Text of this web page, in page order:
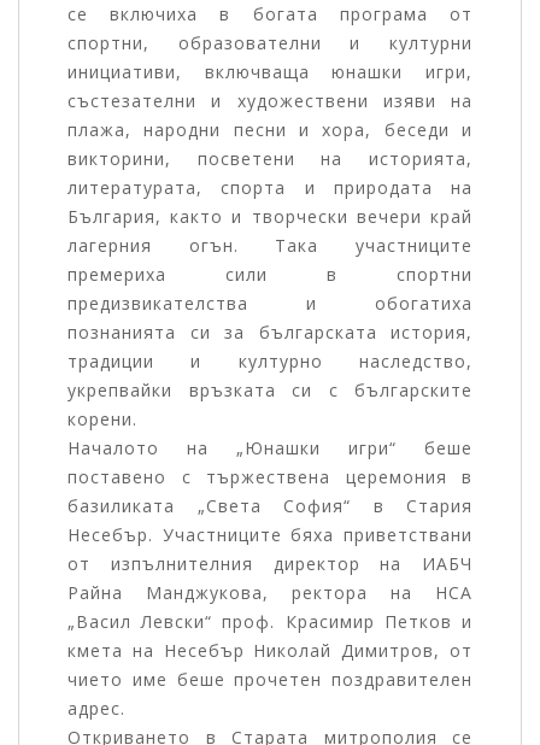
се включиха в богата програма от
спортни, образователни и културни
инициативи, включваща юнашки игри,
състезателни и художествени изяви на
плажа, народни песни и хора, беседи и
викторини, посветени на историята,
литературата, спорта и природата на
България, както и творчески вечери край
лагерния огън. Така участниците
премериха сили в спортни
предизвикателства и обогатиха
познанията си за българската история,
традиции и културно наследство,
укрепвайки връзката си с българските
корени.
Началото на „Юнашки игри“ беше
поставено с тържествена церемония в
базиликата „Света София“ в Стария
Несебър. Участниците бяха приветствани
от изпълнителния директор на ИАБЧ
Райна Манджукова, ректора на НСА
„Васил Левски“ проф. Красимир Петков и
кмета на Несебър Николай Димитров, от
чието име беше прочетен поздравителен
адрес.
Откриването в Старата митрополия се